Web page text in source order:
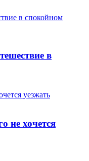
в
не хочется